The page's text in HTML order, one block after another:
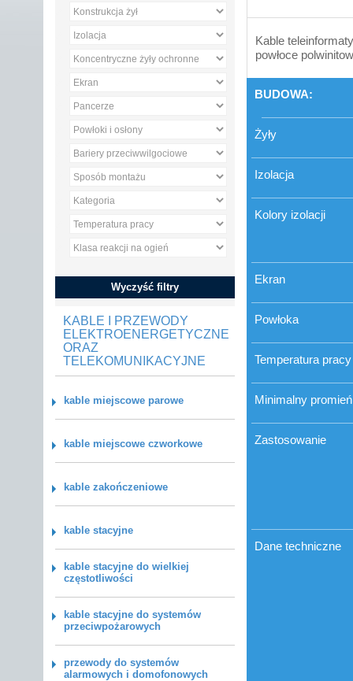
Wyczyść filtry
KABLE I PRZEWODY
ELEKTROENERGETYCZNE
ORAZ
TELEKOMUNIKACYJNE
kable miejscowe parowe
kable miejscowe czworkowe
kable zakończeniowe
kable stacyjne
kable stacyjne do wielkiej
częstotliwości
kable stacyjne do systemów
przeciwpożarowych
przewody do systemów
alarmowych i domofonowych
Kable
powłoce
BUDOWA:
Żyły
Izolacja
Kolory izolacji
Ekran
Powłoka
Temperatura pracy
Minimalny
Zastosowanie
Dane techniczne